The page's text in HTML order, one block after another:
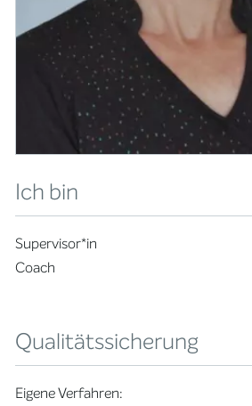
Ich bin
Supervisor*in
Coach
Qualitätssicherung
Eigene Verfahren: